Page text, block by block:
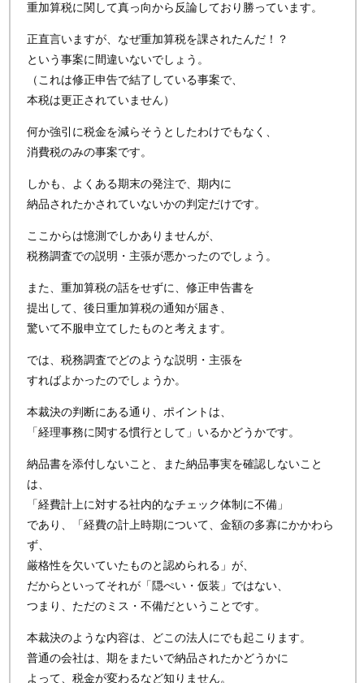
重加算税に関して真っ向から反論しており勝っています。
正直言いますが、なぜ重加算税を課されたんだ！？
という事案に間違いないでしょう。
（これは修正申告で結了している事案で、
本税は更正されていません）
何か強引に税金を減らそうとしたわけでもなく、
消費税のみの事案です。
しかも、よくある期末の発注で、期内に
納品されたかされていないかの判定だけです。
ここからは憶測でしかありませんが、
税務調査での説明・主張が悪かったのでしょう。
また、重加算税の話をせずに、修正申告書を
提出して、後日重加算税の通知が届き、
驚いて不服申立てしたものと考えます。
では、税務調査でどのような説明・主張を
すればよかったのでしょうか。
本裁決の判断にある通り、ポイントは、
「経理事務に関する慣行として」いるかどうかです。
納品書を添付しないこと、また納品事実を確認しないこと
は、
「経費計上に対する社内的なチェック体制に不備」
であり、「経費の計上時期について、金額の多寡にかかわら
ず、
厳格性を欠いていたものと認められる」が、
だからといってそれが「隠ぺい・仮装」ではない、
つまり、ただのミス・不備だということです。
本裁決のような内容は、どこの法人にでも起こります。
普通の会社は、期をまたいで納品されたかどうかに
よって、税金が変わるなど知りません。